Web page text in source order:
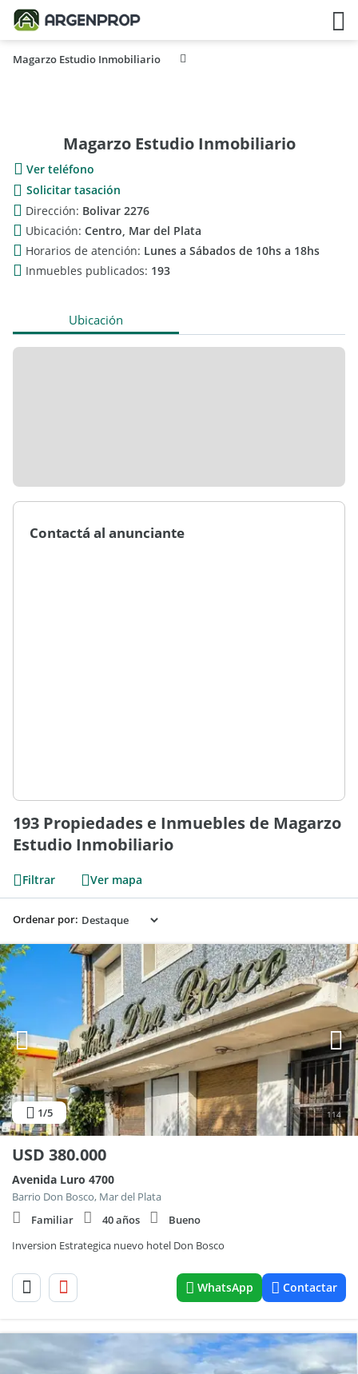
Magarzo Estudio Inmobiliario
Magarzo Estudio Inmobiliario
Ver teléfono
Solicitar tasación
Dirección: Bolivar 2276
Ubicación: Centro, Mar del Plata
Horarios de atención: Lunes a Sábados de 10hs a 18hs
Inmuebles publicados: 193
Ubicación
Contactá al anunciante
193 Propiedades e Inmuebles de Magarzo
Estudio Inmobiliario
Filtrar Ver mapa
Ordenar por:
1/5 114
USD 380.000
Avenida Luro 4700
Barrio Don Bosco, Mar del Plata
Familiar
40 años
Bueno
Inversion Estrategica nuevo hotel Don Bosco
WhatsApp Contactar